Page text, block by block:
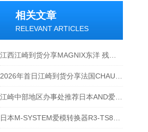
相关文章
RELEVANT ARTICLES